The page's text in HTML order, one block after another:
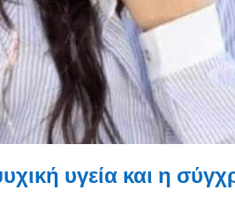
υγεία και η